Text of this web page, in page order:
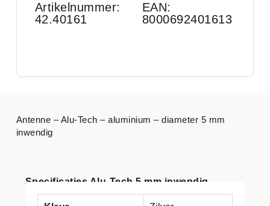
Artikelnummer:
42.40161
EAN:
8000692401613
Specificaties Alu-Tech 5 mm inwendig
Antenne – Alu-Tech – aluminium – diameter 5 mm
inwendig